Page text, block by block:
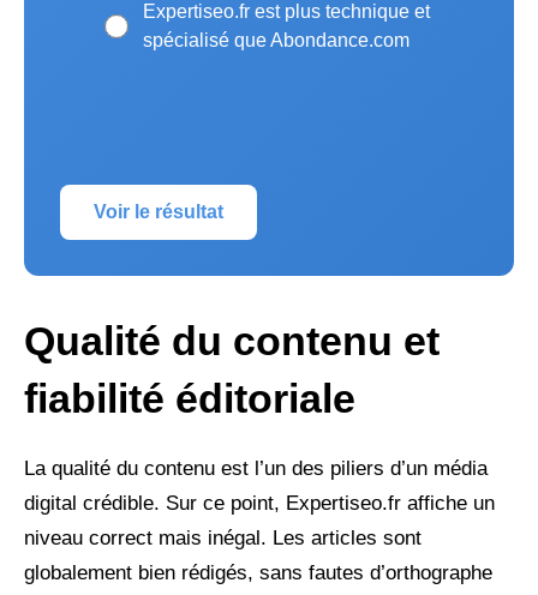
Expertiseo.fr est plus technique et
spécialisé que Abondance.com
Voir le résultat
Qualité du contenu et
fiabilité éditoriale
La qualité du contenu est l’un des piliers d’un média
digital crédible. Sur ce point, Expertiseo.fr affiche un
niveau correct mais inégal. Les articles sont
globalement bien rédigés, sans fautes d’orthographe